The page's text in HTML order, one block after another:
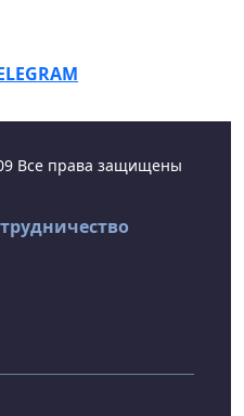
Все права защищены